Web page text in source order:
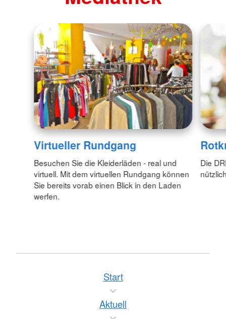
Virtueller Rundgang
Besuchen Sie die Kleiderläden - real und
virtuell. Mit dem virtuellen Rundgang können
Sie bereits vorab einen Blick in den Laden
werfen.
Die
Start
Aktuell